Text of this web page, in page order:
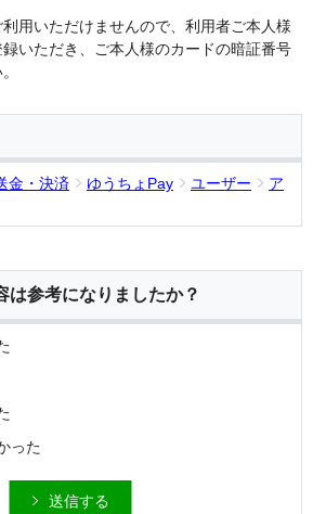
用いただけませんので、利用者ご本人様
いただき、ご本人様のカードの暗証番号
金・決済 ゆうちょPay ユーザー
ア
は参考になりましたか？
った
送信する